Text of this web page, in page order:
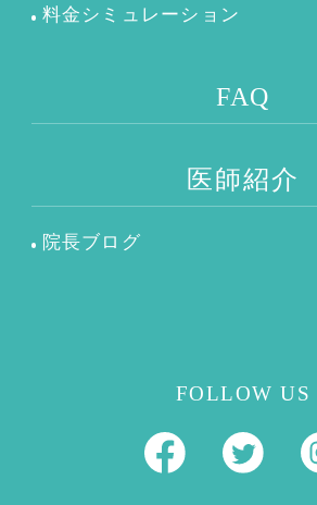
料金シミュレーション
FAQ
医師紹介
院長ブログ
FOLLOW US